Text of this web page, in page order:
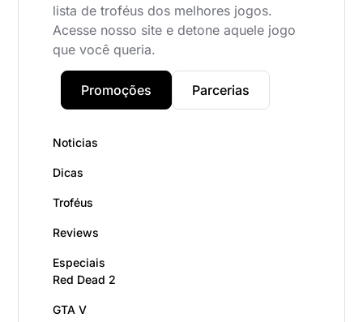
lista de troféus dos melhores jogos.
Acesse nosso site e detone aquele jogo
que você queria.
Promoções Parcerias
Noticias
Dicas
Troféus
Reviews
Especiais
Red Dead 2
GTA V